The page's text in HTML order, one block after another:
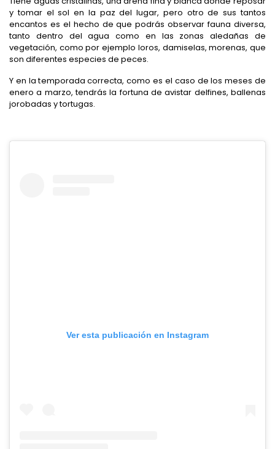
y tomar el sol en la paz del lugar, pero otro de sus tantos
encantos es el hecho de que podrás observar fauna diversa,
tanto dentro del agua como en las zonas aledañas de
vegetación, como por ejemplo loros, damiselas, morenas, que
son diferentes especies de peces.
Y en la temporada correcta, como es el caso de los meses de
enero a marzo, tendrás la fortuna de avistar delfines, ballenas
jorobadas y tortugas.
Ver esta publicación en Instagram